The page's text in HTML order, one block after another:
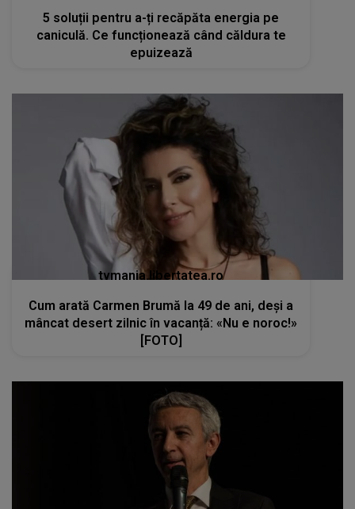
5 soluții pentru a-ți recăpăta energia pe
caniculă. Ce funcționează când căldura te
epuizează
tvmania.libertatea.ro
Cum arată Carmen Brumă la 49 de ani, deși a
mâncat desert zilnic în vacanță: «Nu e noroc!»
[FOTO]